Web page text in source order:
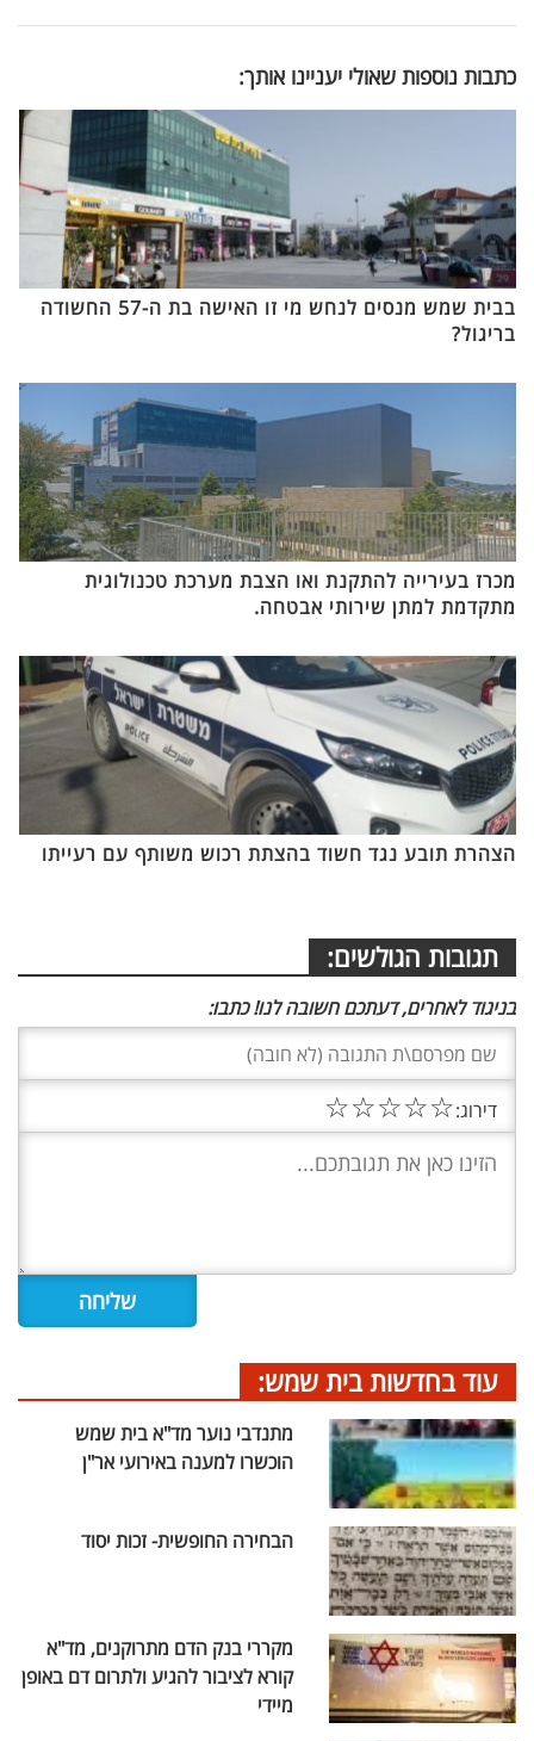
כתבות נוספות שאולי יעניינו אותך:
בבית שמש מנסים לנחש מי זו האישה בת ה-57 החשודה
בריגול?
מכרז בעירייה להתקנת ואו הצבת מערכת טכנולוגית
מתקדמת למתן שירותי אבטחה.
הצהרת תובע נגד חשוד בהצתת רכוש משותף עם רעייתו
תגובות הגולשים:
בניגוד לאחרים, דעתכם חשובה לנו! כתבו:
דירוג:☆
☆
☆
☆
☆
עוד בחדשות בית שמש:
מתנדבי נוער מד"א בית שמש
הוכשרו למענה באירועי אר"ן
הבחירה החופשית- זכות יסוד
מקררי בנק הדם מתרוקנים, מד"א
קורא לציבור להגיע ולתרום דם באופן
מיידי